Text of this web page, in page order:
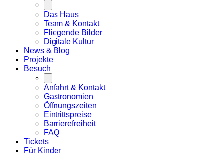
Das Haus
Team & Kontakt
Fliegende Bilder
Digitale Kultur
News & Blog
Projekte
Besuch
Anfahrt & Kontakt
Gastronomien
Öffnungszeiten
Eintrittspreise
Barrierefreiheit
FAQ
Tickets
Für Kinder